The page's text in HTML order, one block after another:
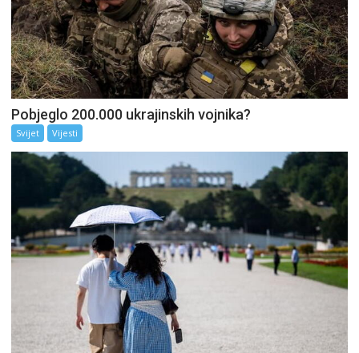
Pobjeglo 200.000 ukrajinskih vojnika?
Svijet Vijesti